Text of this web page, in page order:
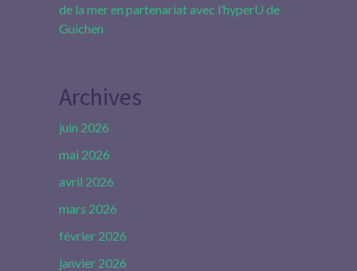
de la mer en partenariat avec l’hyperU de
Guichen
Archives
juin 2026
mai 2026
avril 2026
mars 2026
février 2026
janvier 2026